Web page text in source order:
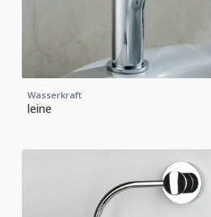
Wasserkraft
leine